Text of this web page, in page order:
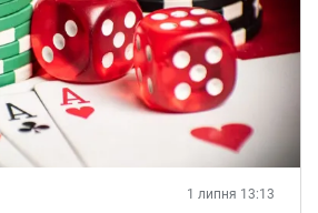
1 липня 13:13